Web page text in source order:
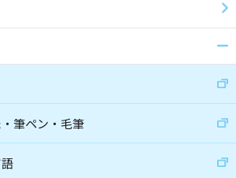
筆ペン・毛筆